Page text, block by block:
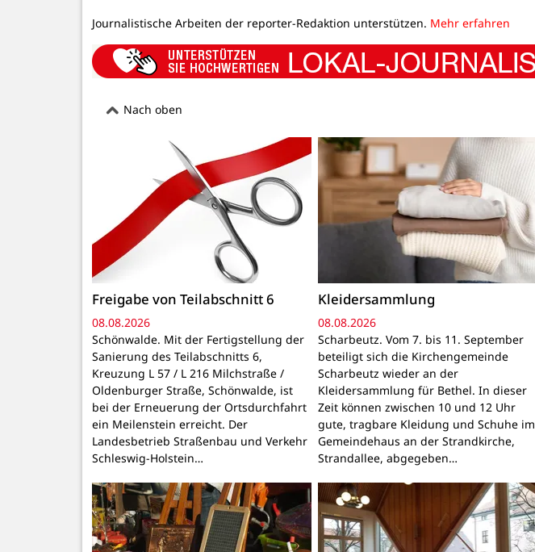
Journalistische Arbeiten der reporter-Redaktion unterstützen. Mehr erfahren
Nach oben
Freigabe von Teilabschnitt 6
08.08.2026
Schönwalde. Mit der Fertigstellung der
Sanierung des Teilabschnitts 6,
Kreuzung L 57 / L 216 Milchstraße /
Oldenburger Straße, Schönwalde, ist
bei der Erneuerung der Ortsdurchfahrt
ein Meilenstein erreicht. Der
Landesbetrieb Straßenbau und Verkehr
Schleswig-Holstein…
Kleidersammlung
08.08.2026
Scharbeutz. Vom 7. bis 11. September
beteiligt sich die Kirchengemeinde
Scharbeutz wieder an der
Kleidersammlung für Bethel. In dieser
Zeit können zwischen 10 und 12 Uhr
gute, tragbare Kleidung und Schuhe im
Gemeindehaus an der Strandkirche,
Strandallee, abgegeben…